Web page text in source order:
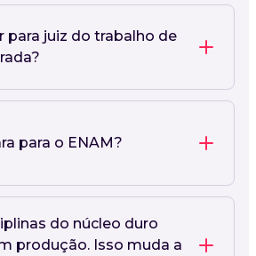
para juiz do trabalho de
para o ENAM?
do núcleo duro
produção. Isso muda a